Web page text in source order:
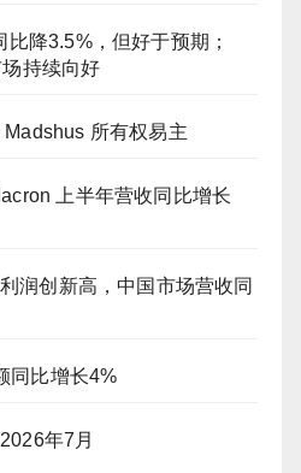
降3.5%，但好于预期；
持续向好
所有权易主
上半年营收同比增长
润创新高，中国市场营收同
同比增长4%
年7月